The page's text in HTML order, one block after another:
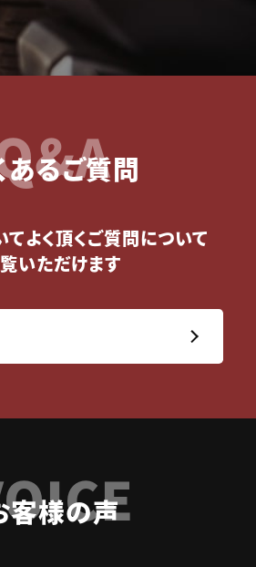
あるご質問
よく頂くご質問について
いただけます
客様の声